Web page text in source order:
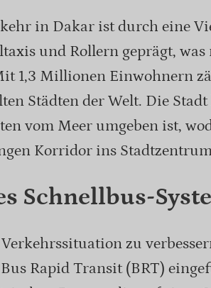
in Dakar ist durch eine
und Rollern geprägt,
1,3 Millionen Einwohnern
Städten der Welt. Die
vom Meer umgeben ist,
Korridor ins
Schnellbus-
zu
Rapid Transit (BRT)